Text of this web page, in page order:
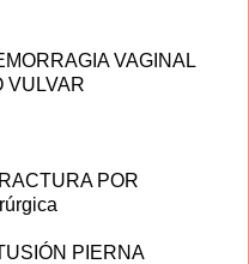
VAGINAL
VULVAR
POR
PIERNA